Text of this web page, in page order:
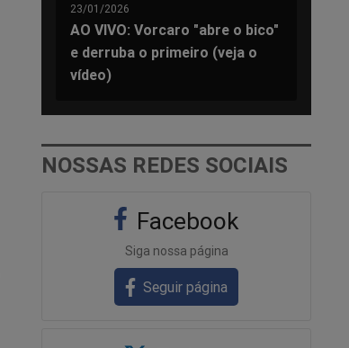
23/01/2026
AO VIVO: Vorcaro "abre o bico"
e derruba o primeiro (veja o
vídeo)
NOSSAS REDES SOCIAIS
Facebook
Siga nossa página
Seguir página